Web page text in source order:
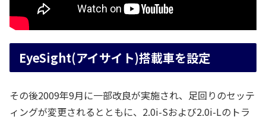
EyeSight(アイサイト)搭載車を設定
その後2009年9月に一部改良が実施され、足回りのセッテ
ィングが変更されるとともに、2.0i-Sおよび2.0i-Lのトラ